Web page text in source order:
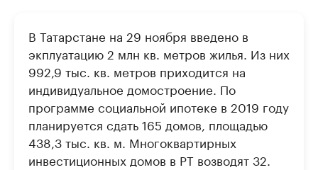
В Татарстане на 29 ноября введено в
экплуатацию 2 млн кв. метров жилья. Из них
992,9 тыс. кв. метров приходится на
индивидуальное домостроение. По
программе социальной ипотеке в 2019 году
планируется сдать 165 домов, площадью
438,3 тыс. кв. м. Многоквартирных
инвестиционных домов в РТ возводят 32.